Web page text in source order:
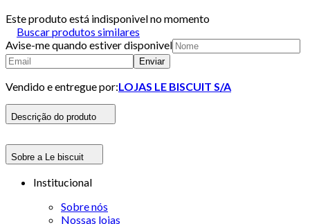
Este produto está indisponivel no momento
Buscar produtos similares
Avise-me quando estiver disponivel
Enviar
Vendido e entregue por:LOJAS LE BISCUIT S/A
Descrição do produto
Sobre a Le biscuit
Institucional
Sobre nós
Nossas lojas